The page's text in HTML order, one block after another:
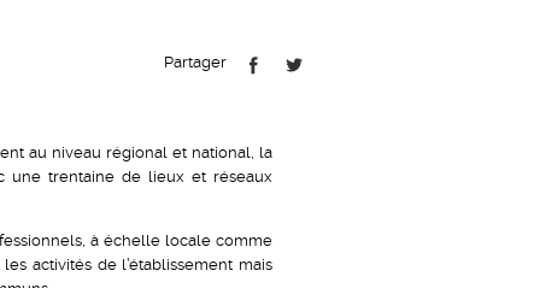
Partager
au niveau régional et national, la
une trentaine de lieux et réseaux
à échelle locale comme
activités de l’établissement mais